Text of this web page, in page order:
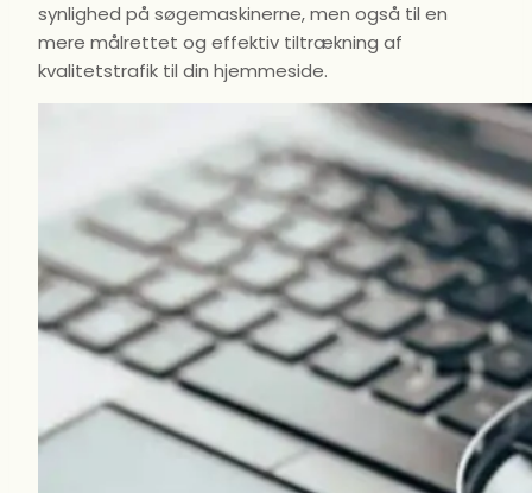
synlighed på søgemaskinerne, men også til en
mere målrettet og effektiv tiltrækning af
kvalitetstrafik til din hjemmeside.